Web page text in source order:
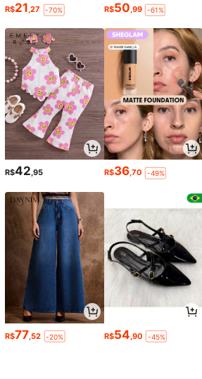
R$21,27 -70% R$50,99 -61%
R$42,95 R$36,70 -49%
R$77 ,52 -20% R$54 ,90 -45%